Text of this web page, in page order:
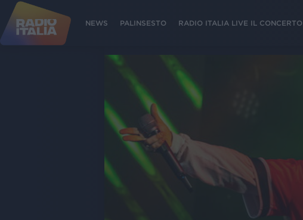
NEWS PALINSESTO RADIO ITALIA LIVE IL CONCERTO